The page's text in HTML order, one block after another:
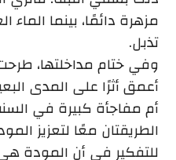
مزهرة دائمًا، بينما الماء
تذبل.
وفي ختام مداخلتها،
أعمق أثرًا على المدى
أم مفاجأة كبيرة في
الطريقتان معًا لتعزيز
للتفكير في أن المودة